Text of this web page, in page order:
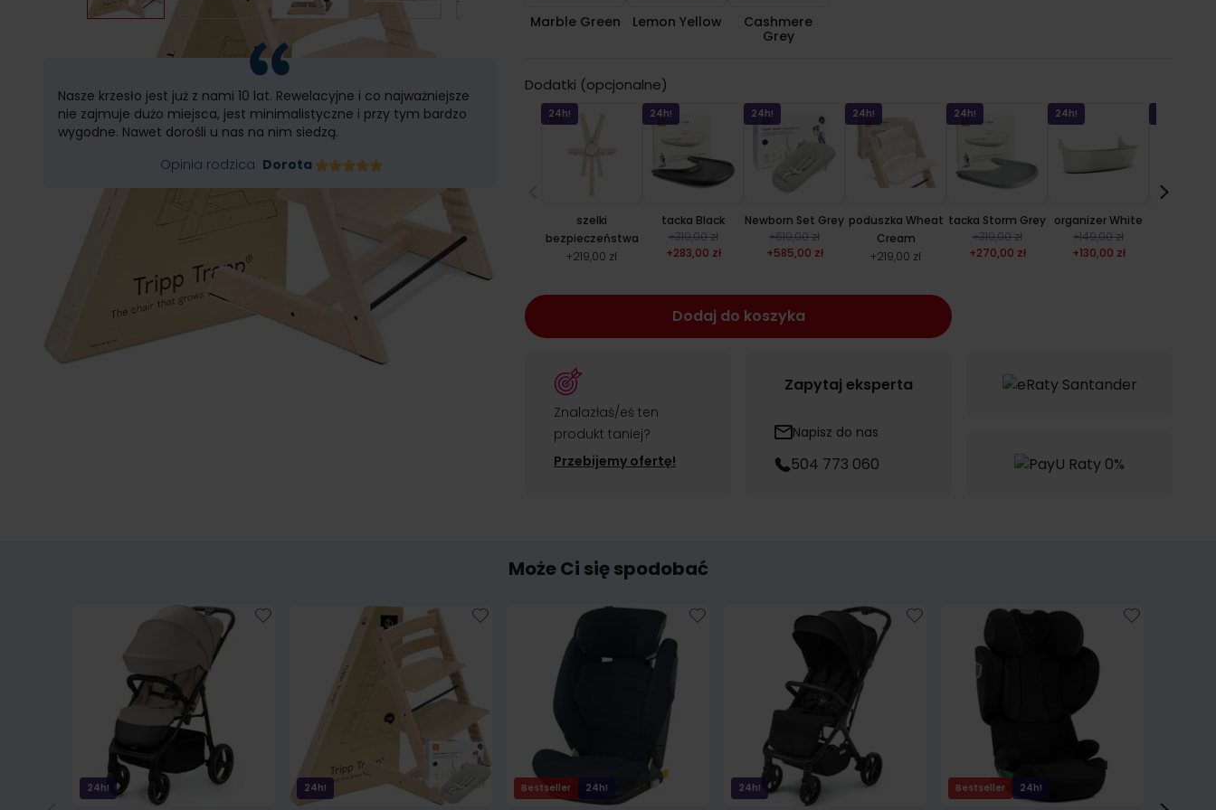
Nasze krzesło jest już z nami 10 lat. Rewelacyjne i co najważniejsze
nie zajmuje dużo miejsca, jest minimalistyczne i przy tym bardzo
wygodne. Nawet dorośli u nas na nim siedzą.
Opinia rodzica Dorota
Marble Green Lemon Yellow
Cashmere
Grey
Dodatki (opcjonalne)
24h!
szelki
bezpieczeństwa
+219,00 zł
24h!
tacka Black
+319,00 zł
+283,00 zł
24h!
Newborn Set Grey
+619,00 zł
+585,00 zł
24h!
poduszka Wheat
Cream
+219,00 zł
24h!
tacka Storm Grey
+319,00 zł
+270,00 zł
24h!
organizer White
+149,00 zł
+130,00 zł
Dodaj do koszyka
Znalazłaś/eś ten
produkt taniej?
Przebijemy ofertę!
Zapytaj eksperta
Napisz do nas
504 773 060
Może Ci się spodobać
24h! 24h! Bestseller 24h! 24h! Bestseller 24h!